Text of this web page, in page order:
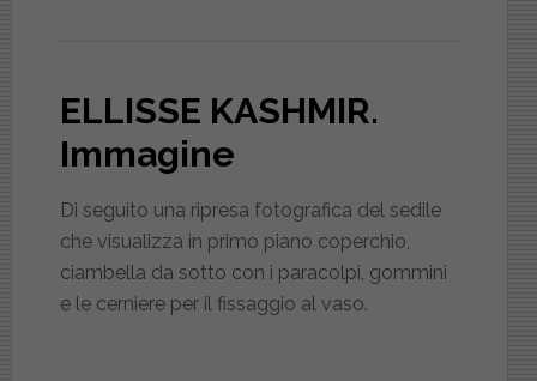
ELLISSE KASHMIR.
Immagine
Di seguito una ripresa fotografica del sedile
che visualizza in primo piano coperchio,
ciambella da sotto con i paracolpi, gommini
e le cerniere per il fissaggio al vaso.